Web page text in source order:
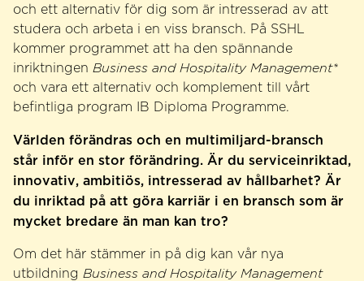
och ett alternativ för dig som är intresserad av att
studera och arbeta i en viss bransch. På SSHL
kommer programmet att ha den spännande
inriktningen Business and Hospitality Management*
och vara ett alternativ och komplement till vårt
befintliga program IB Diploma Programme.
Världen förändras och en multimiljard-bransch
står inför en stor förändring. Är du serviceinriktad,
innovativ, ambitiös, intresserad av hållbarhet? Är
du inriktad på att göra karriär i en bransch som är
mycket bredare än man kan tro?
Om det här stämmer in på dig kan vår nya
utbildning Business and Hospitality Management